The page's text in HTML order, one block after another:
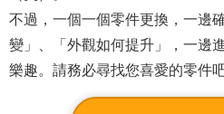
不過，一個一個零件更換，一邊
變」、「外觀如何提升」，一邊
樂趣。請務必尋找您喜愛的零件吧